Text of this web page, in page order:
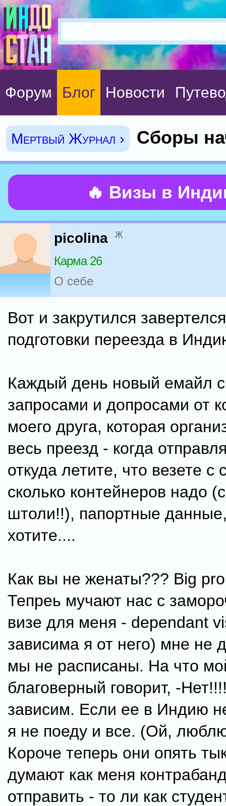
Форум Блог Новости
Мертвый Журнал › Сборы
🔥 Визы в
picolina ж
Карма 26
О себе
Вот и закрутился
подготовки переезда в
Каждый день новый емайл
запросами и допросами от
моего друга, которая
весь преезд - когда
откуда летите, что везете с
сколько контейнеров надо
штоли!!), папортные
хотите....
Как вы не женаты??? Big
Тепреь мучают нас с
визе для меня - dependant
зависима я от него) мне не
мы не расписаны. На что
благоверный говорит, -
зависим. Если ее в Индию
я не поеду и все. (Ой,
Короче теперь они опять
думают как меня
отправить - то ли как